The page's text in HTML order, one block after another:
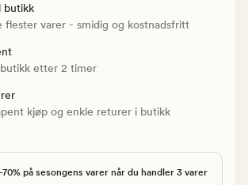
butikk
flester varer - smidig og kostnadsfritt
etter 2 timer
kjøp og enkle returer i butikk
på sesongens varer når du handler 3 varer